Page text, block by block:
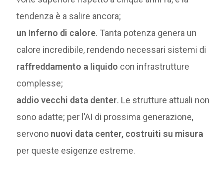
tendenza è a salire ancora;
un Inferno di calore. Tanta potenza genera un
calore incredibile, rendendo necessari sistemi di
raffreddamento a liquido con infrastrutture
complesse;
addio vecchi data denter. Le strutture attuali non
sono adatte; per l’AI di prossima generazione,
servono nuovi data center, costruiti su misura
per queste esigenze estreme.